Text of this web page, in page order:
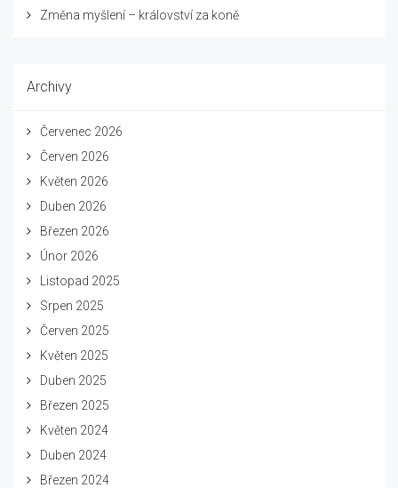
Změna myšlení – království za koně
Archivy
Červenec 2026
Červen 2026
Květen 2026
Duben 2026
Březen 2026
Únor 2026
Listopad 2025
Srpen 2025
Červen 2025
Květen 2025
Duben 2025
Březen 2025
Květen 2024
Duben 2024
Březen 2024